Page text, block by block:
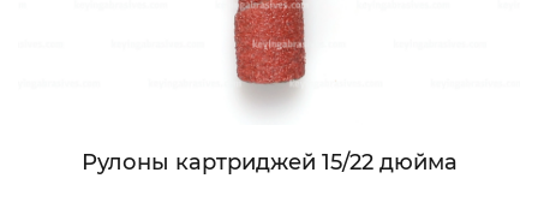
Рулоны картриджей 15/22 дюйма